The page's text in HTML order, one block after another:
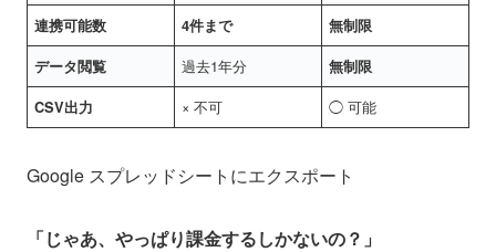
連携可能数 4件まで 無制限
データ閲覧 過去1年分 無制限
CSV出力 × 不可 ◯ 可能
Google スプレッドシートにエクスポート
「じゃあ、やっぱり課金するしかないの？」